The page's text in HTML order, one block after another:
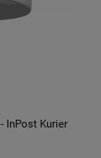
- InPost Kurier